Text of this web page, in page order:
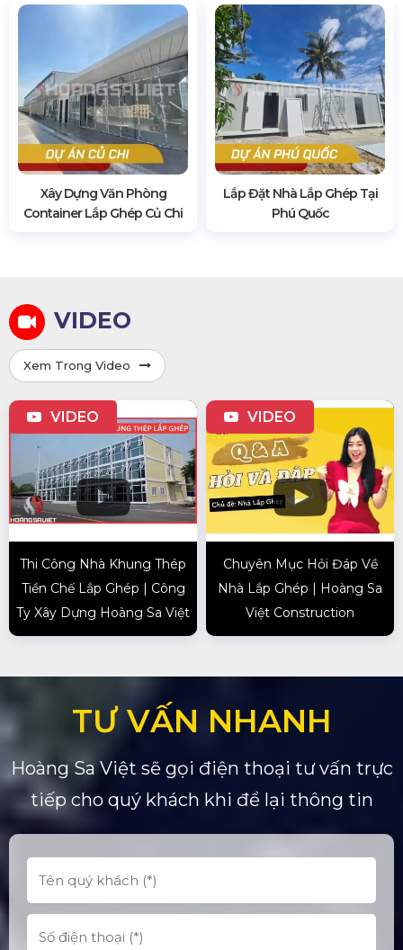
Xây Dựng Văn Phòng
Container Lắp Ghép Củ Chi
Lắp Đặt Nhà Lắp Ghép Tại
Phú Quốc
VIDEO
Xem Trong Video
VIDEO
Thi Công Nhà Khung Thép
Tiền Chế Lắp Ghép | Công
Ty Xây Dựng Hoàng Sa Việt
VIDEO
Chuyên Mục Hỏi Đáp Về
Nhà Lắp Ghép | Hoàng Sa
Việt Construction
TƯ VẤN NHANH
Hoàng Sa Việt sẽ gọi điện thoại tư vấn trực
tiếp cho quý khách khi để lại thông tin